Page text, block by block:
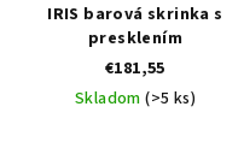
IRIS barová skrinka s
presklením
€181,55
Skladom(>5 ks)